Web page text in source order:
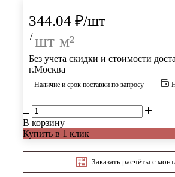
344.04 ₽/шт
/ шт м²
Без учета скидки и стоимости
г.Москва
Наличие и срок поставки по запросу
В корзину
Купить в 1 клик
Заказать расчёты с